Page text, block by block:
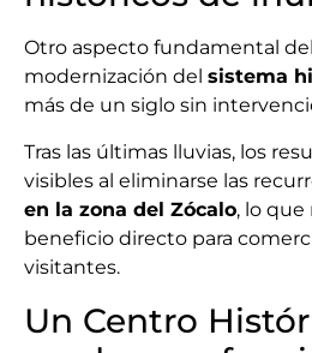
Otro aspecto fundamental
modernización del sistema
más de un siglo sin
Tras las últimas lluvias, los
visibles al eliminarse las
en la zona del Zócalo, lo
beneficio directo para
visitantes.
Un Centro